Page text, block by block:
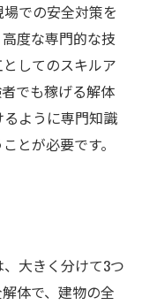
での安全対策を
度な専門的な技
してのスキルア
でも稼げる解体
ように専門知識
とが必要です。
大きく分けて3つ
体で、建物の全